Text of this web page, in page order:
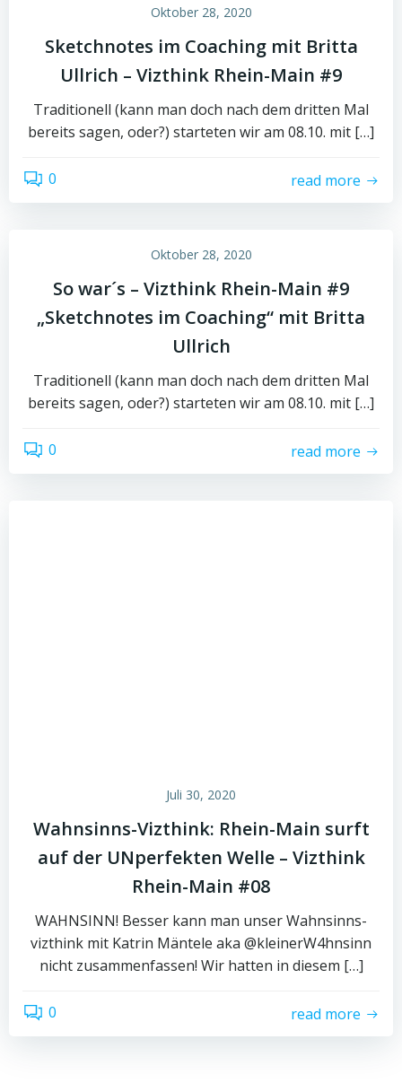
Oktober 28, 2020
Sketchnotes im Coaching mit Britta
Ullrich – Vizthink Rhein-Main #9
Traditionell (kann man doch nach dem dritten Mal
bereits sagen, oder?) starteten wir am 08.10. mit […]
0 read more
Oktober 28, 2020
So war´s – Vizthink Rhein-Main #9
„Sketchnotes im Coaching“ mit Britta
Ullrich
Traditionell (kann man doch nach dem dritten Mal
bereits sagen, oder?) starteten wir am 08.10. mit […]
0 read more
Juli 30, 2020
Wahnsinns-Vizthink: Rhein-Main surft
auf der UNperfekten Welle – Vizthink
Rhein-Main #08
WAHNSINN! Besser kann man unser Wahnsinns-
vizthink mit Katrin Mäntele aka @kleinerW4hnsinn
nicht zusammenfassen! Wir hatten in diesem […]
0 read more